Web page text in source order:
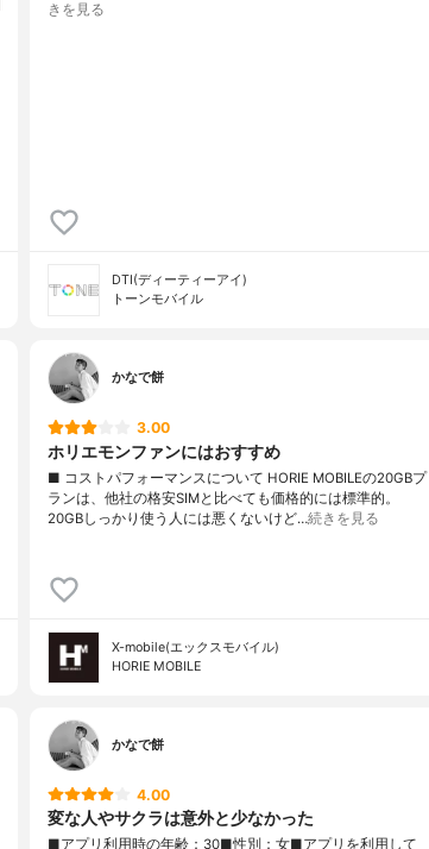
きを見る
DTI(ディーティーアイ)
トーンモバイル
かなで餅
3.00
ホリエモンファンにはおすすめ
■ コストパフォーマンスについて HORIE MOBILEの20GBプ
ランは、他社の格安SIMと比べても価格的には標準的。
20GBしっかり使う人には悪くないけど…続きを見る
X-mobile(エックスモバイル)
HORIE MOBILE
かなで餅
4.00
変な人やサクラは意外と少なかった
■アプリ利用時の年齢：30■性別：女■アプリを利用して